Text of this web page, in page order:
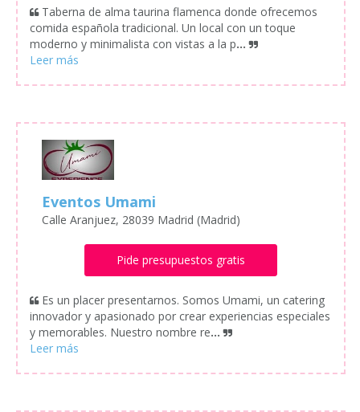
Taberna de alma taurina flamenca donde ofrecemos
comida española tradicional. Un local con un toque
moderno y minimalista con vistas a la p...
Eventos Umami
Calle Aranjuez, 28039 Madrid (Madrid)
Pide presupuestos gratis
Es un placer presentarnos. Somos Umami, un catering
innovador y apasionado por crear experiencias especiales
y memorables. Nuestro nombre re...